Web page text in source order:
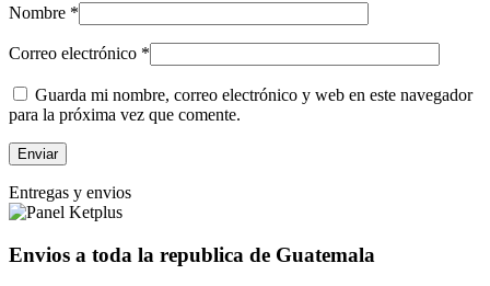
Nombre *
Correo electrónico *
Guarda mi nombre, correo electrónico y web en este navegador
para la próxima vez que comente.
Entregas y envios
Envios a toda la republica de Guatemala